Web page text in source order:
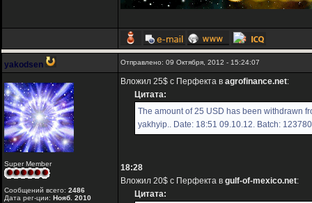
yakodsen Отправлено: 09 Октября, 2012 - 15:24:07
Super Member
Сообщений всего: 2486
Дата рег-ции: Нояб. 2010
Вложил 25$ с Перфекта в agrofinance.net:
Цитата:
The amount of 25 USD has been withdrawn
yakhyip.. Date: 18:51 09.10.12. Batch:
18:28
Вложил 20$ с Перфекта в gulf-of-mexico.net:
Цитата: